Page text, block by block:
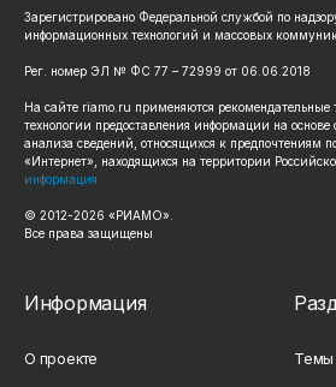
Зарегистрировано Федеральной службой по
информационных технологий и массовых
Рег. номер ЭЛ № ФС 77 – 72999 от 06.06.2018
На сайте riamo.ru применяются
технологии предоставления информации на
анализа сведений, относящихся к предпочтениям
«Интернет», находящихся на территории
информация
© 2012-2026 «РИАМО».
Все права защищены
Информация
О проекте Темы